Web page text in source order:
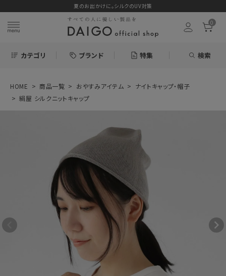
夏のお出かけに。シルクのUV対策
0
カテゴリ ブランド 特集 検索
search
絹屋 シルクニット
キャップ
3,630円
HOME 商品一覧 おやすみアイテム
ナイトキャップ・帽子
絹屋 シルクニットキャップ